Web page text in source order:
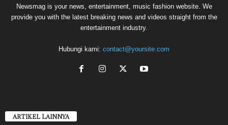
Newsmag is your news, entertainment, music fashion website. We
provide you with the latest breaking news and videos straight from the
entertainment industry.
Hubungi kami: contact@yoursite.com
ARTIKEL LAINNYA